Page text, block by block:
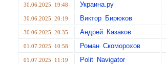
30.06.2025 19:48 Украина.ру
30.06.2025 20:19 Виктор Бирюков
30.06.2025 20:35 Андрей Казаков
01.07.2025 10:58 Роман Скоморохов
01.07.2025 11:19 Polit Navigator